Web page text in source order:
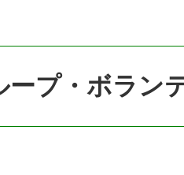
ープ・ボラン